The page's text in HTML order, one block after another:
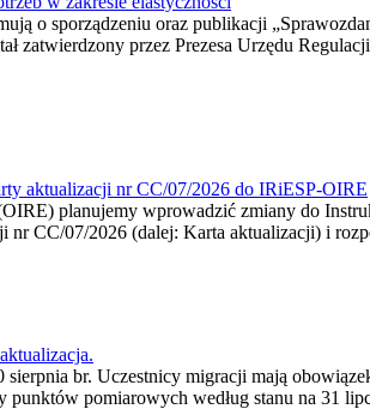
o sporządzeniu oraz publikacji
zatwierdzony przez Prezesa Urzędu
aktualizacji nr CC/07/2026 do IRiESP-OIRE
planujemy wprowadzić zmiany do
CC/07/2026 (dalej: Karta aktualizacji) i
br. Uczestnicy migracji mają
punktów pomiarowych według stanu na 31